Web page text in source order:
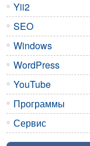
Yii2
SEO
Windows
WordPress
YouTube
Программы
Сервис